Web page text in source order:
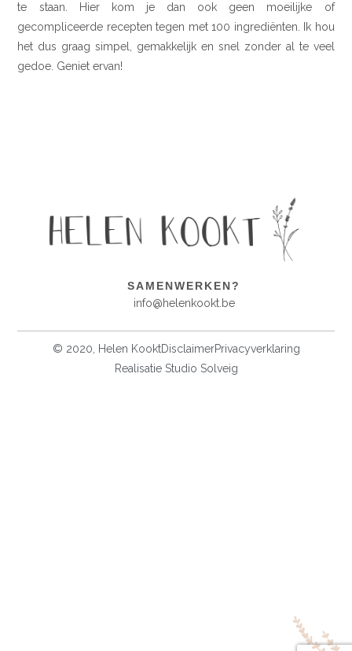
te staan. Hier kom je dan ook geen moeilijke of
gecompliceerde recepten tegen met 100 ingrediënten. Ik hou
het dus graag simpel, gemakkelijk en snel zonder al te veel
gedoe. Geniet ervan!
SAMENWERKEN?
info@helenkookt.be
© 2020, Helen KooktDisclaimerPrivacyverklaring
Realisatie Studio Solveig